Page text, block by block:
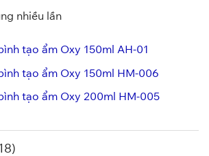
nhiều lần
tạo ẩm Oxy 150ml AH-01
tạo ẩm Oxy 150ml HM-006
tạo ẩm Oxy 200ml HM-005